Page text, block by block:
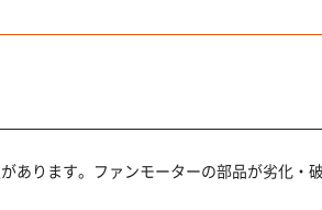
あります。ファンモーターの部品が劣化・